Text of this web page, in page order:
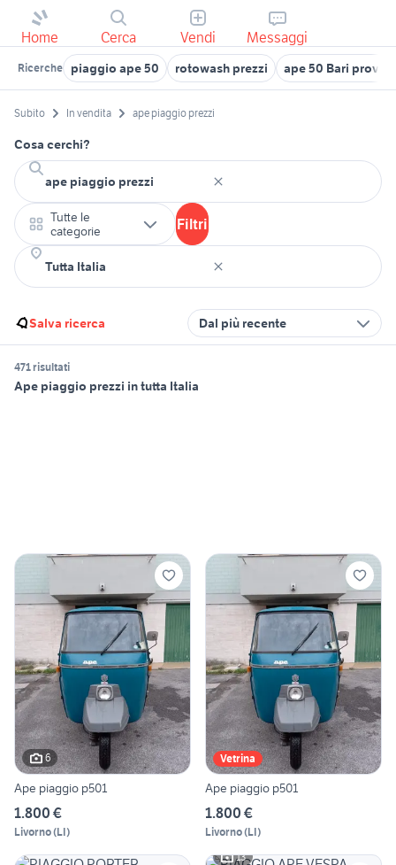
Home Cerca Vendi Messaggi
Ricerche piaggio ape 50 rotowash prezzi ape 50 Bari
Subito In vendita ape piaggio prezzi
Cosa cerchi?
Tutte le
categorie
Filtri
Salva ricerca Dal più recente
471 risultati
Ape piaggio prezzi in tutta Italia
6
Ape piaggio p501
1.800 €
Livorno(LI)
Vetrina
Ape piaggio p501
1.800 €
Livorno(LI)
13